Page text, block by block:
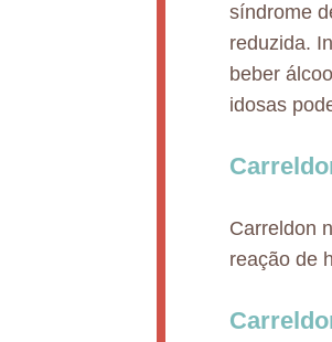
síndrome
reduzida.
beber
idosas
Carreldon
reação de